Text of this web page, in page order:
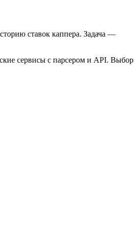
ставок каппера. Задача —
сервисы с парсером и API. Выбор